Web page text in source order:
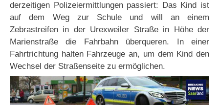
derzeitigen Polizeiermittlungen passiert: Das Kind ist
auf dem Weg zur Schule und will an einem
Zebrastreifen in der Urexweiler Straße in Höhe der
Marienstraße die Fahrbahn überqueren. In einer
Fahrtrichtung halten Fahrzeuge an, um dem Kind den
Wechsel der Straßenseite zu ermöglichen.